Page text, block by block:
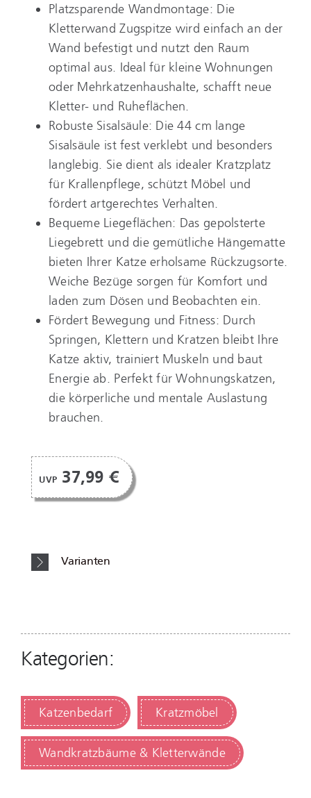
Platzsparende Wandmontage: Die
Kletterwand Zugspitze wird einfach an der
Wand befestigt und nutzt den Raum
optimal aus. Ideal für kleine Wohnungen
oder Mehrkatzenhaushalte, schafft neue
Kletter- und Ruheflächen.
Robuste Sisalsäule: Die 44 cm lange
Sisalsäule ist fest verklebt und besonders
langlebig. Sie dient als idealer Kratzplatz
für Krallenpflege, schützt Möbel und
fördert artgerechtes Verhalten.
Bequeme Liegeflächen: Das gepolsterte
Liegebrett und die gemütliche Hängematte
bieten Ihrer Katze erholsame Rückzugsorte.
Weiche Bezüge sorgen für Komfort und
laden zum Dösen und Beobachten ein.
Fördert Bewegung und Fitness: Durch
Springen, Klettern und Kratzen bleibt Ihre
Katze aktiv, trainiert Muskeln und baut
Energie ab. Perfekt für Wohnungskatzen,
die körperliche und mentale Auslastung
brauchen.
UVP 37,99 €
Varianten
Kategorien:
Katzenbedarf Kratzmöbel
Wandkratzbäume & Kletterwände